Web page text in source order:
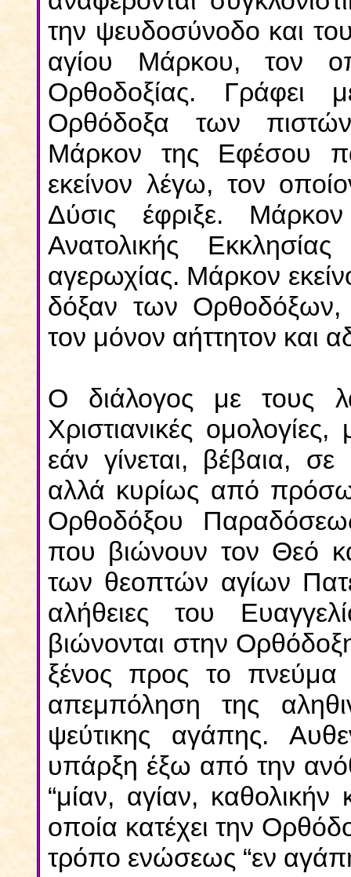
την ψευδοσύνοδο και
αγίου Μάρκου, τον
Ορθοδοξίας. Γράφει
Ορθόδοξα των
Μάρκον της Εφέσου
εκείνον λέγω, τον
Δύσις έφριξε.
Ανατολικής
αγερωχίας. Μάρκον
δόξαν των Ορθοδόξων,
τον μόνον αήττητον και
Ο διάλογος με τους
Χριστιανικές
εάν γίνεται, βέβαια,
αλλά κυρίως από
Ορθοδόξου
που βιώνουν τον Θεό
των θεοπτών αγίων
αλήθειες του
βιώνονται στην
ξένος προς το
απεμπόληση της
ψεύτικης αγάπης.
υπάρξη έξω από την
“μίαν, αγίαν,
οποία κατέχει την
τρόπο ενώσεως “εν